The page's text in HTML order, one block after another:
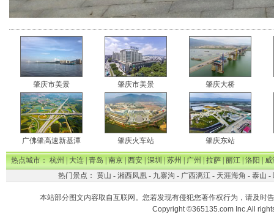
肇庆市美景 肇庆市美景 肇庆大桥
广佛肇高速新基潭 肇庆火车站 肇庆东站
热点城市：杭州|大连|青岛|南京|西安|深圳|苏州|广州|拉萨|丽江|洛阳|威
热门景点： 黄山 - 湘西凤凰- 九寨沟 - 广西漓江- 天涯海角 - 泰山 -
本站部分图文内容取自互联网。您若发现有侵犯您著作权行为，请及时
Copyright ©365135.com Inc.All